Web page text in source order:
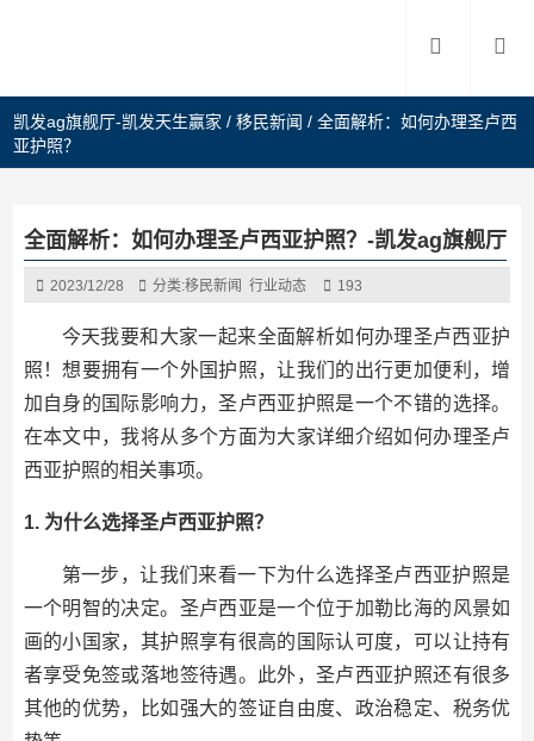
凯发ag旗舰厅-凯发天生赢家 /移民新闻 /全面解析：如何办理圣卢西
亚护照？
全面解析：如何办理圣卢西亚护照？-凯发ag旗舰厅
2023/12/28 分类:移民新闻 行业动态 193
今天我要和大家一起来全面解析如何办理圣卢西亚护
照！想要拥有一个外国护照，让我们的出行更加便利，增
加自身的国际影响力，圣卢西亚护照是一个不错的选择。
在本文中，我将从多个方面为大家详细介绍如何办理圣卢
西亚护照的相关事项。
1. 为什么选择圣卢西亚护照？
第一步，让我们来看一下为什么选择圣卢西亚护照是
一个明智的决定。圣卢西亚是一个位于加勒比海的风景如
画的小国家，其护照享有很高的国际认可度，可以让持有
者享受免签或落地签待遇。此外，圣卢西亚护照还有很多
其他的优势，比如强大的签证自由度、政治稳定、税务优